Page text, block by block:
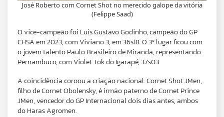
José Roberto com Cornet Shot no merecido galope da vitória
(Felippe Saad)
O vice-campeão foi Luis Gustavo Godinho, campeão do GP
CHSA em 2023, com Viviano 3, em 36s18. O 3º lugar ficou com
o jovem talento Paulo Brasileiro de Miranda, representando
Pernambuco, com Violet Tok do Igarapé, 37s03.
A coincidência coroou a criação nacional: Cornet Shot JMen,
filho de Cornet Obolensky, é irmão paterno de Cornet Prince
JMen, vencedor do GP Internacional dois dias antes, ambos
do Haras Agromen.